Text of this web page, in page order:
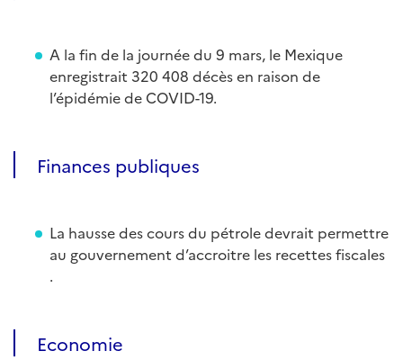
A la fin de la journée du 9 mars, le Mexique
enregistrait 320 408 décès en raison de
l’épidémie de COVID-19.
Finances publiques
La hausse des cours du pétrole devrait permettre
au gouvernement d’accroitre les recettes fiscales
.
Economie